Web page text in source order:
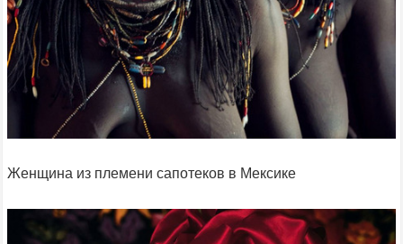
Женщина из племени сапотеков в Мексике